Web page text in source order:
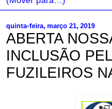
quinta-feira, março 21, 2019
ABERTA
INCLUSÃO
FUZILEIROS